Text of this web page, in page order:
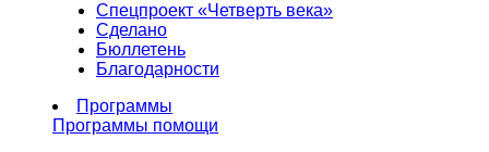
Спецпроект «Четверть века»
Сделано
Бюллетень
Благодарности
Программы
Программы помощи